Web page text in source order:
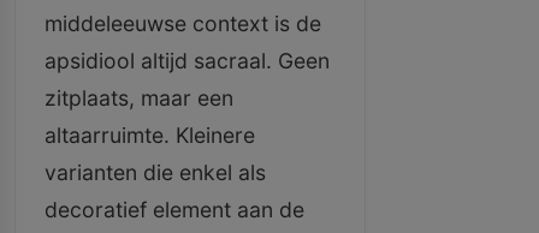
middeleeuwse context is de
apsidiool altijd sacraal. Geen
zitplaats, maar een
altaarruimte. Kleinere
varianten die enkel als
decoratief element aan de